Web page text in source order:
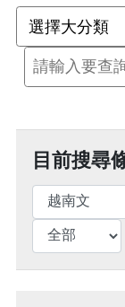
目前搜尋